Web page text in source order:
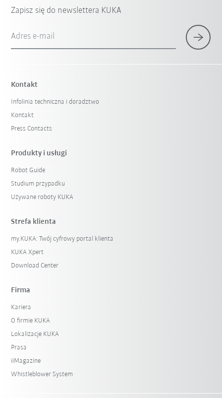
Zapisz się do newslettera KUKA
Adres e-mail
Kontakt
Infolinia techniczna i doradztwo
Kontakt
Press Contacts
Produkty i usługi
Robot Guide
Studium przypadku
Używane roboty KUKA
Strefa klienta
my.KUKA: Twój cyfrowy portal klienta
KUKA Xpert
Download Center
Firma
Kariera
O firmie KUKA
Lokalizacje KUKA
Prasa
iiMagazine
Whistleblower System